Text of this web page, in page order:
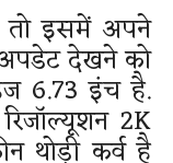
तो इसमें अपने
देखने को
6.73 इंच है.
2K
थोड़ी कर्व है